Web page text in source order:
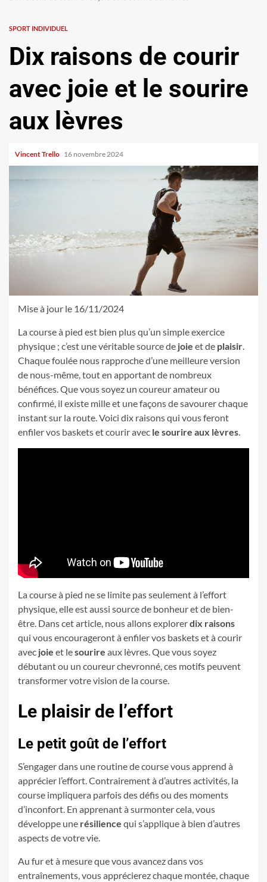
SPORT INDIVIDUEL
Dix raisons de courir
avec joie et le sourire
aux lèvres
Vincent Trello 16 novembre 2024
Mise à jour le 16/11/2024
La course à pied est bien plus qu’un simple exercice
physique ; c’est une véritable source de joie et de plaisir.
Chaque foulée nous rapproche d’une meilleure version
de nous-même, tout en apportant de nombreux
bénéfices. Que vous soyez un coureur amateur ou
confirmé, il existe mille et une façons de savourer chaque
instant sur la route. Voici dix raisons qui vous feront
enfiler vos baskets et courir avec le sourire aux lèvres.
La course à pied ne se limite pas seulement à l’effort
physique, elle est aussi source de bonheur et de bien-
être. Dans cet article, nous allons explorerdix raisons
qui vous encourageront à enfiler vos baskets et à courir
avec joie et lesourire aux lèvres. Que vous soyez
débutant ou un coureur chevronné, ces motifs peuvent
transformer votre vision de la course.
Le plaisir de l’effort
Le petit goût de l’effort
S’engager dans une routine de course vous apprend à
apprécier l’effort. Contrairement à d’autres activités, la
course impliquera parfois des défis ou des moments
d’inconfort. En apprenant à surmonter cela, vous
développe une résilience qui s’applique à bien d’autres
aspects de votre vie.
Au fur et à mesure que vous avancez dans vos
entraînements, vous apprécierez chaque montée, chaque